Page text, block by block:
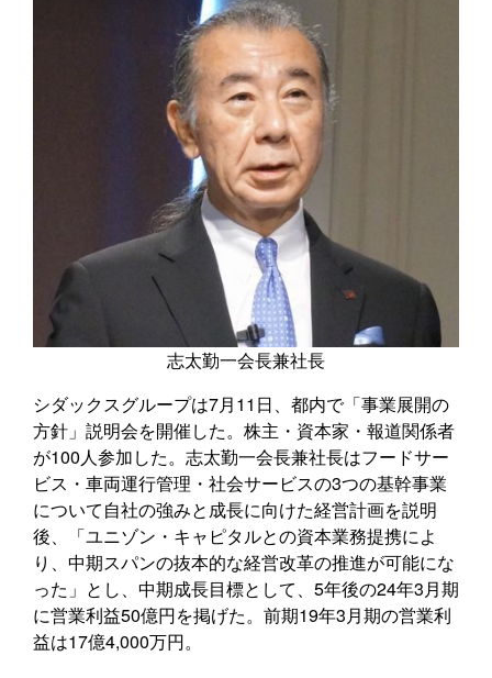
志太勤一会長兼社長
シダックスグループは7月11日、都内で「事業展開の
方針」説明会を開催した。株主・資本家・報道関係者
が100人参加した。志太勤一会長兼社長はフードサー
ビス・車両運行管理・社会サービスの3つの基幹事業
について自社の強みと成長に向けた経営計画を説明
後、「ユニゾン・キャピタルとの資本業務提携によ
り、中期スパンの抜本的な経営改革の推進が可能にな
った」とし、中期成長目標として、5年後の24年3月期
に営業利益50億円を掲げた。前期19年3月期の営業利
益は17億4,000万円。